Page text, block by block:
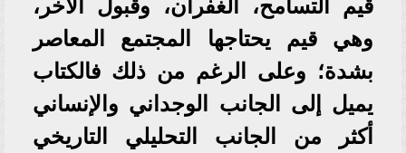
قيم التسامح، الغفران، وقبول الآخر،
وهي قيم يحتاجها المجتمع المعاصر
بشدة؛ وعلى الرغم من ذلك فالكتاب
يميل إلى الجانب الوجداني والإنساني
أكثر من الجانب التحليلي التاريخي